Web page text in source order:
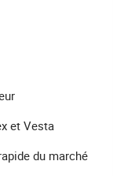
et Vesta
du marché